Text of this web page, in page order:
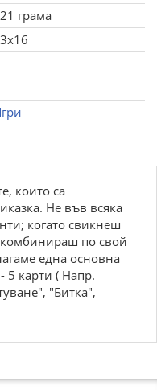
грама
които са
Не във всяка
когато свикнеш
по свой
една основна
5 карти ( Напр.
"Битка",